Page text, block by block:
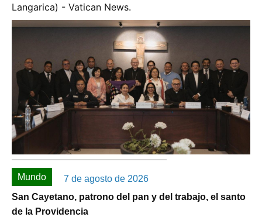
Langarica) - Vatican News.
Mundo
7 de agosto de 2026
San Cayetano, patrono del pan y del trabajo, el santo
de la Providencia